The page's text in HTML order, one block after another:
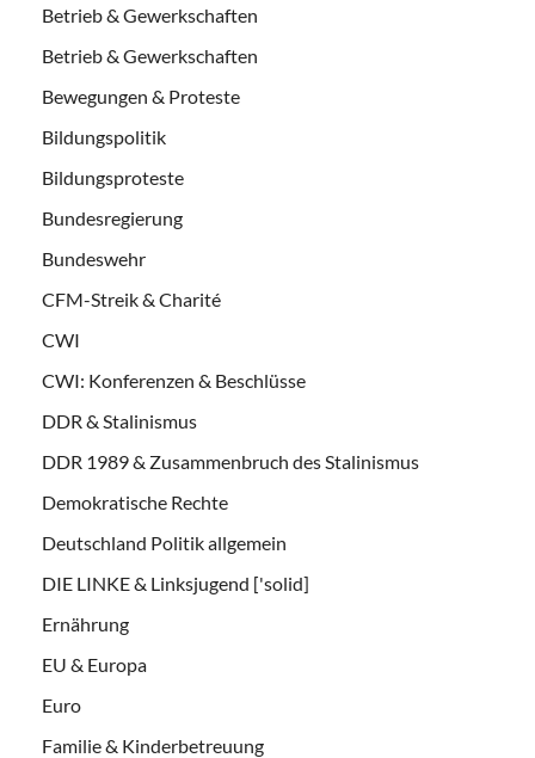
Betrieb & Gewerkschaften
Betrieb & Gewerkschaften
Bewegungen & Proteste
Bildungspolitik
Bildungsproteste
Bundesregierung
Bundeswehr
CFM-Streik & Charité
CWI
CWI: Konferenzen & Beschlüsse
DDR & Stalinismus
DDR 1989 & Zusammenbruch des Stalinismus
Demokratische Rechte
Deutschland Politik allgemein
DIE LINKE & Linksjugend ['solid]
Ernährung
EU & Europa
Euro
Familie & Kinderbetreuung